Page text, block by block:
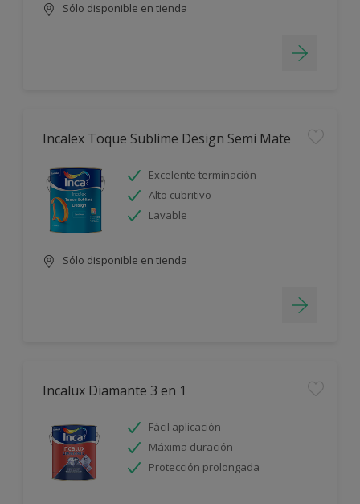
Sólo disponible en tienda
Incalex Toque Sublime Design Semi Mate
Excelente terminación
Alto cubritivo
Lavable
Sólo disponible en tienda
Incalux Diamante 3 en 1
Fácil aplicación
Máxima duración
Protección prolongada